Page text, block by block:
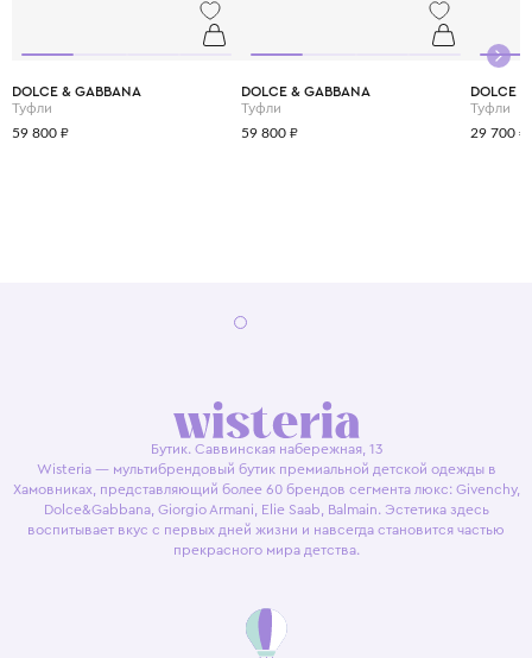
дочери не просто красивую, но невероятно удобную обувь, в которой
она сможет танцевать, бегать и играть..
DOLCE & GABBANA
Туфли
59 800 ₽
DOLCE & GABBANA
Туфли
59 800 ₽
DOLCE
Туфли
29 700 ₽
Бутик. Саввинская набережная, 13
Wisteria — мультибрендовый бутик премиальной детской одежды в
Хамовниках, представляющий более 60 брендов сегмента люкс: Givenchy,
Dolce&Gabbana, Giorgio Armani, Elie Saab, Balmain. Эстетика здесь
воспитывает вкус с первых дней жизни и навсегда становится частью
прекрасного мира детства.